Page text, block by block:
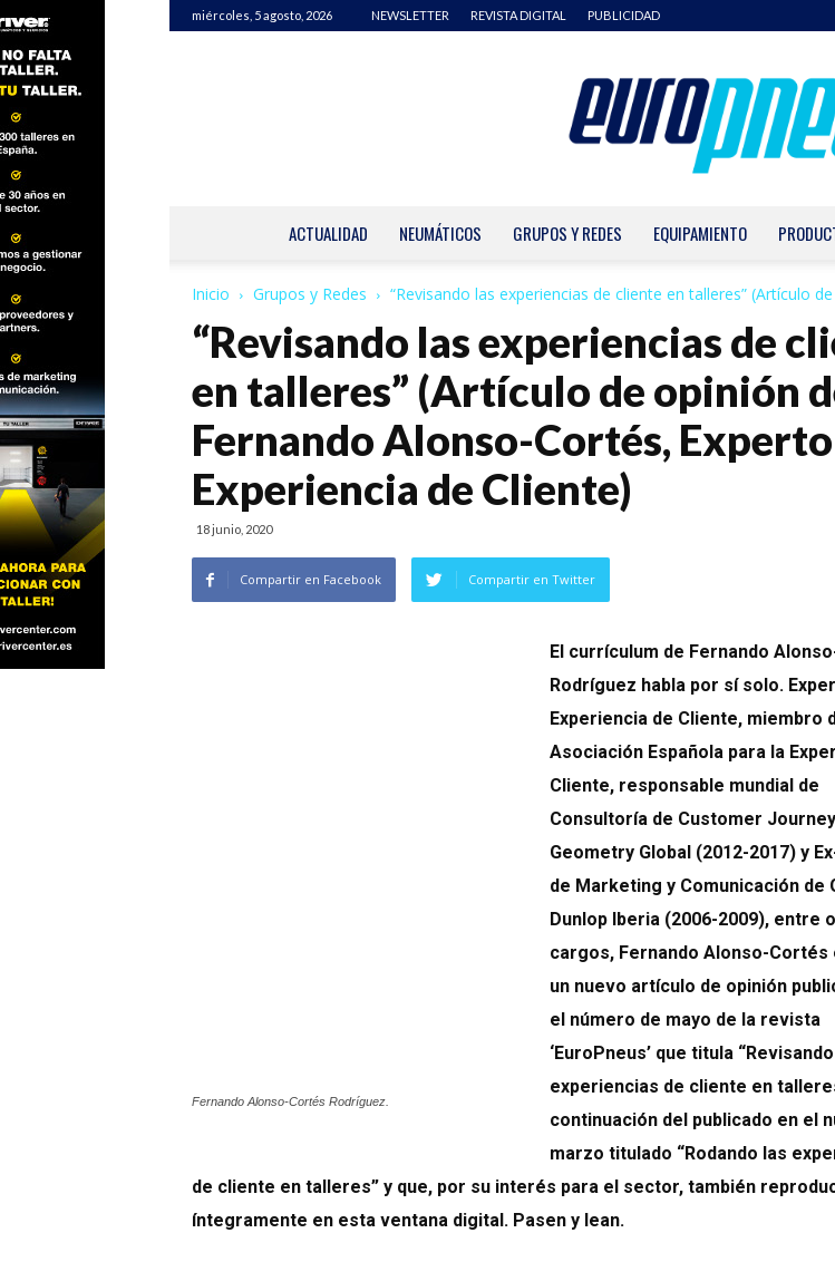
miércoles, 5 agosto, 2026 NEWSLETTER REVISTA DIGITAL PUBLICIDAD
ACTUALIDAD NEUMÁTICOS GRUPOS Y REDES EQUIPAMIENTO
Inicio Grupos y Redes “Revisando las experiencias de cliente en talleres” (Artículo
“Revisando las experiencias de
en talleres” (Artículo de opinión
Fernando Alonso-Cortés,
Experiencia de Cliente)
18 junio, 2020
Compartir en Facebook Compartir en Twitter
Fernando Alonso-Cortés Rodríguez.
El currículum de Fernando
Rodríguez habla por sí solo.
Experiencia de Cliente, miembro
Asociación Española para la
Cliente, responsable mundial de
Consultoría de Customer
Geometry Global (2012-2017) y
de Marketing y Comunicación de
Dunlop Iberia (2006-2009), entre
cargos, Fernando Alonso-Cortés
un nuevo artículo de opinión
el número de mayo de la revista
‘EuroPneus’ que titula
experiencias de cliente en
continuación del publicado en el
marzo titulado “Rodando las
de cliente en talleres” y que, por su interés para el sector, también
íntegramente en esta ventana digital. Pasen y lean.